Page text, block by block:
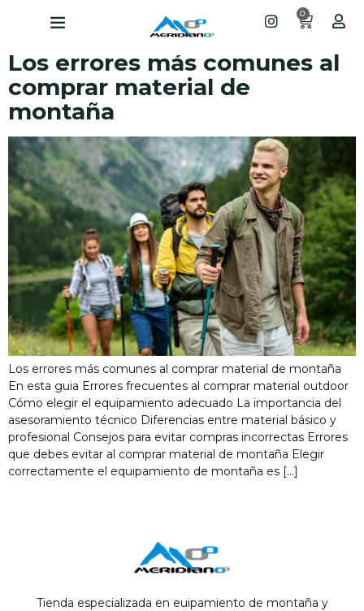
0
Los errores más comunes al
comprar material de
montaña
Los errores más comunes al comprar material de montaña
En esta guia Errores frecuentes al comprar material outdoor
Cómo elegir el equipamiento adecuado La importancia del
asesoramiento técnico Diferencias entre material básico y
profesional Consejos para evitar compras incorrectas Errores
que debes evitar al comprar material de montaña Elegir
correctamente el equipamiento de montaña es […]
Tienda especializada en euipamiento de montaña y